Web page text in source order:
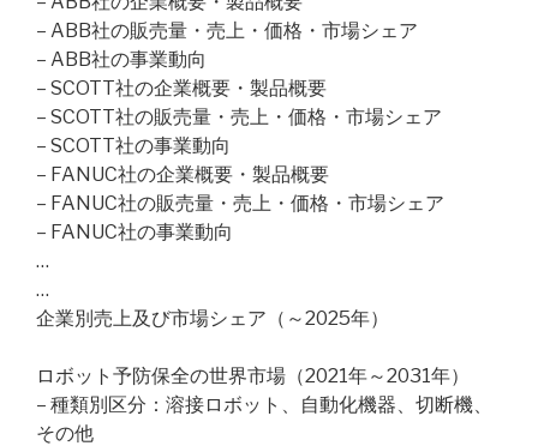
– ABB社の販売量・売上・価格・市場シェア
– ABB社の事業動向
– SCOTT社の企業概要・製品概要
– SCOTT社の販売量・売上・価格・市場シェア
– SCOTT社の事業動向
– FANUC社の企業概要・製品概要
– FANUC社の販売量・売上・価格・市場シェア
– FANUC社の事業動向
…
…
企業別売上及び市場シェア（～2025年）
ロボット予防保全の世界市場（2021年～2031年）
– 種類別区分：溶接ロボット、自動化機器、切断機、
その他